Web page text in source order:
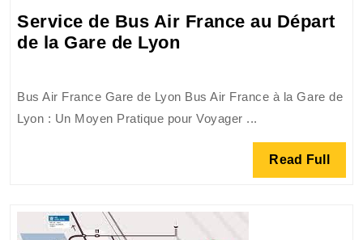
Service de Bus Air France au Départ
de la Gare de Lyon
Air
France
la
Bus Air France Gare de Lyon Bus Air France à la Gare de
Lyon : Un Moyen Pratique pour Voyager ...
Read Full Read
Full